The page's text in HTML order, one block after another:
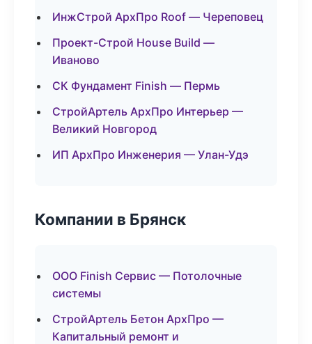
ИнжСтрой АрхПро Roof — Череповец
Проект-Строй House Build —
Иваново
СК Фундамент Finish — Пермь
СтройАртель АрхПро Интерьер —
Великий Новгород
ИП АрхПро Инженерия — Улан-Удэ
Компании в Брянск
ООО Finish Сервис — Потолочные
системы
СтройАртель Бетон АрхПро —
Капитальный ремонт и